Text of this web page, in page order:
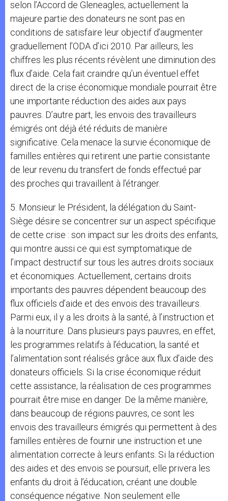
selon l’Accord de Gleneagles, actuellement la
majeure partie des donateurs ne sont pas en
conditions de satisfaire leur objectif d’augmenter
graduellement l’ODA d’ici 2010. Par ailleurs, les
chiffres les plus récents révèlent une diminution des
flux d’aide. Cela fait craindre qu’un éventuel effet
direct de la crise économique mondiale pourrait être
une importante réduction des aides aux pays
pauvres. D’autre part, les envois des travailleurs
émigrés ont déjà été réduits de manière
significative. Cela menace la survie économique de
familles entières qui retirent une partie consistante
de leur revenu du transfert de fonds effectué par
des proches qui travaillent à l’étranger.
5. Monsieur le Président, la délégation du Saint-
Siège désire se concentrer sur un aspect spécifique
de cette crise : son impact sur les droits des enfants,
qui montre aussi ce qui est symptomatique de
l’impact destructif sur tous les autres droits sociaux
et économiques. Actuellement, certains droits
importants des pauvres dépendent beaucoup des
flux officiels d’aide et des envois des travailleurs.
Parmi eux, il y a les droits à la santé, à l’instruction et
à la nourriture. Dans plusieurs pays pauvres, en effet,
les programmes relatifs à l’éducation, la santé et
l’alimentation sont réalisés grâce aux flux d’aide des
donateurs officiels. Si la crise économique réduit
cette assistance, la réalisation de ces programmes
pourrait être mise en danger. De la même manière,
dans beaucoup de régions pauvres, ce sont les
envois des travailleurs émigrés qui permettent à des
familles entières de fournir une instruction et une
alimentation correcte à leurs enfants. Si la réduction
des aides et des envois se poursuit, elle privera les
enfants du droit à l’éducation, créant une double
conséquence négative. Non seulement elle